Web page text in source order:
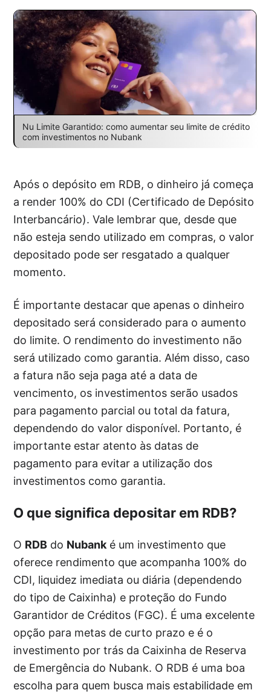
Nu Limite Garantido: como aumentar seu limite de crédito
com investimentos no Nubank
Após o depósito em RDB, o dinheiro já começa
a render 100% do CDI (Certificado de Depósito
Interbancário). Vale lembrar que, desde que
não esteja sendo utilizado em compras, o valor
depositado pode ser resgatado a qualquer
momento.
É importante destacar que apenas o dinheiro
depositado será considerado para o aumento
do limite. O rendimento do investimento não
será utilizado como garantia. Além disso, caso
a fatura não seja paga até a data de
vencimento, os investimentos serão usados
para pagamento parcial ou total da fatura,
dependendo do valor disponível. Portanto, é
importante estar atento às datas de
pagamento para evitar a utilização dos
investimentos como garantia.
O que significa depositar em RDB?
O RDB do Nubanké um investimento que
oferece rendimento que acompanha 100% do
CDI, liquidez imediata ou diária (dependendo
do tipo de Caixinha) e proteção do Fundo
Garantidor de Créditos (FGC). É uma excelente
opção para metas de curto prazo e é o
investimento por trás da Caixinha de Reserva
de Emergência do Nubank. O RDB é uma boa
escolha para quem busca mais estabilidade em